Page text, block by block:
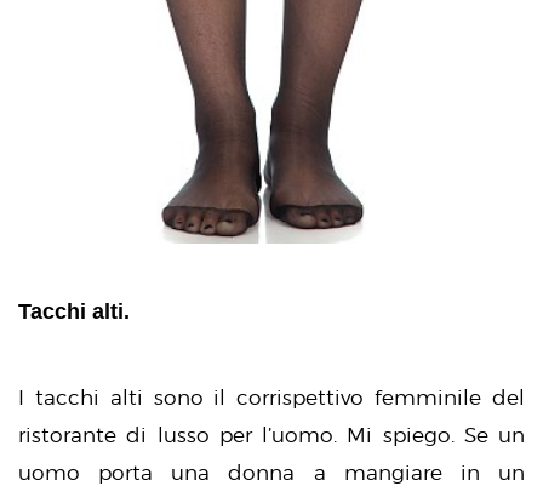
Tacchi alti.
I tacchi alti sono il corrispettivo femminile del
ristorante di lusso per l’uomo. Mi spiego. Se un
uomo porta una donna a mangiare in un